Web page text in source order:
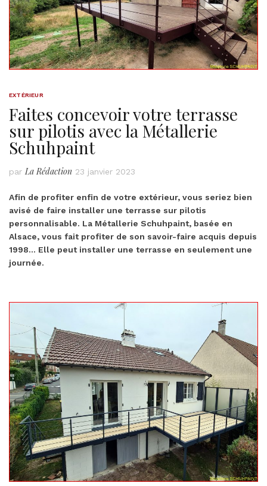
EXTÉRIEUR
Faites concevoir votre terrasse
sur pilotis avec la Métallerie
Schuhpaint
par La Rédaction 23 janvier 2023
Afin de profiter enfin de votre extérieur, vous seriez bien
avisé de faire installer une terrasse sur pilotis
personnalisable. La Métallerie Schuhpaint, basée en
Alsace, vous fait profiter de son savoir-faire acquis depuis
1998… Elle peut installer une terrasse en seulement une
journée.